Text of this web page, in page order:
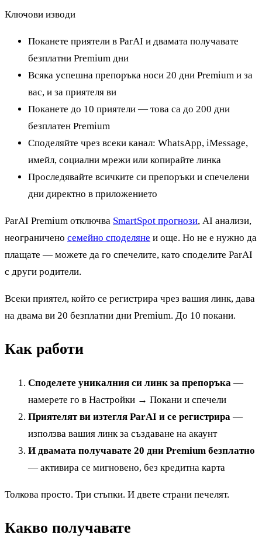
Ключови изводи
Поканете приятели в ParAI и двамата получавате
безплатни Premium дни
Всяка успешна препоръка носи 20 дни Premium и за
вас, и за приятеля ви
Поканете до 10 приятели — това са до 200 дни
безплатен Premium
Споделяйте чрез всеки канал: WhatsApp, iMessage,
имейл, социални мрежи или копирайте линка
Проследявайте всичките си препоръки и спечелени
дни директно в приложението
ParAI Premium отключва SmartSpot прогнози, AI анализи,
неограничено семейно споделяне и още. Но не е нужно да
плащате — можете да го спечелите, като споделите ParAI
с други родители.
Всеки приятел, който се регистрира чрез вашия линк, дава
на двама ви 20 безплатни дни Premium. До 10 покани.
Как работи
Споделете уникалния си линк за препоръка —
намерете го в Настройки → Покани и спечели
Приятелят ви изтегля ParAI и се регистрира —
използва вашия линк за създаване на акаунт
И двамата получавате 20 дни Premium безплатно
— активира се мигновено, без кредитна карта
Толкова просто. Три стъпки. И двете страни печелят.
Какво получавате